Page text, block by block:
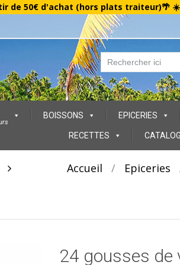
de 50€ d'achat (hors plats traiteur)🌴
BOISSONS EPICERIES
RECETTES
Accueil / Epiceries
24 gousses de